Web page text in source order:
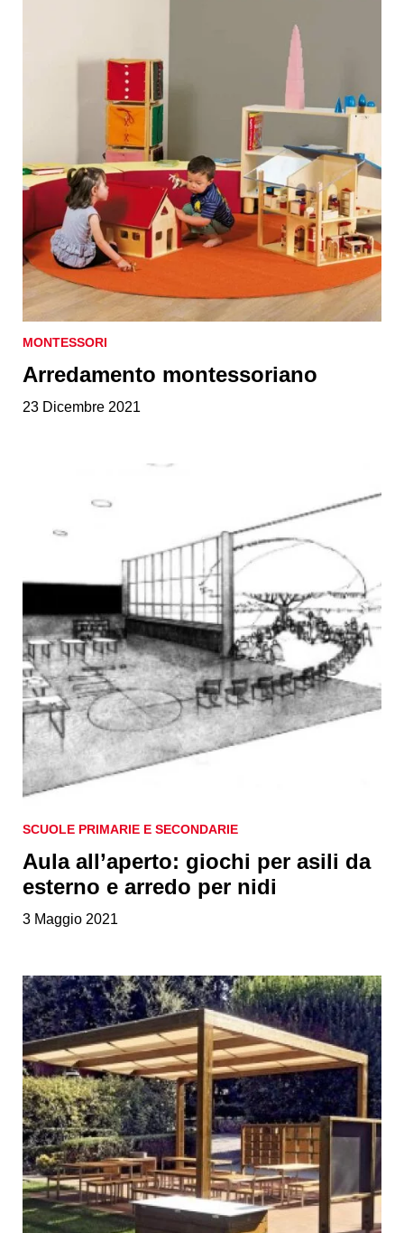
MONTESSORI
Arredamento montessoriano
23 Dicembre 2021
SCUOLE PRIMARIE E SECONDARIE
Aula all’aperto: giochi per asili da
esterno e arredo per nidi
3 Maggio 2021